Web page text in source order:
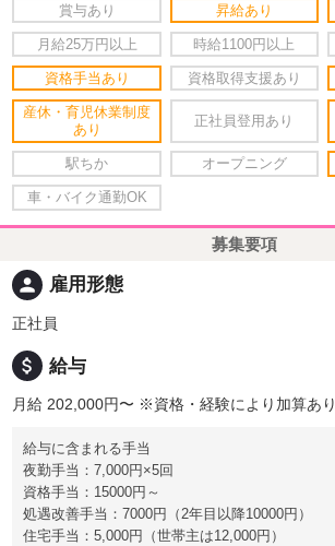
賞与あり 昇給あり
月給25万円以上 時給1100円以上
資格手当あり 資格取得支援あり
産休・育児休業制度
あり
正社員登用あり
駅ちか オープニング
車・バイク通勤OK
募集要項
person 雇用形態
正社員
attach_money 給与
月給 202,000円〜 ※資格・経験により加算あり
給与に含まれる手当
夜勤手当：7,000円×5回
資格手当：15000円～
処遇改善手当：7000円（2年目以降10000円）
住宅手当：5,000円（世帯主は12,000円）